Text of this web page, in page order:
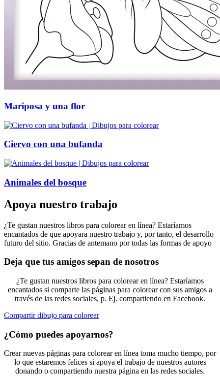
Mariposa y una flor
Ciervo con una bufanda
Animales del bosque
Apoya nuestro trabajo
¿Te gustan nuestros libros para colorear en línea? Estaríamos
encantados de que apoyara nuestro trabajo y, por tanto, el desarrollo
futuro del sitio. Gracias de antemano por todas las formas de apoyo
Deja que tus amigos sepan de nosotros
¿Te gustan nuestros libros para colorear en línea? Estaríamos
encantados si comparte las páginas para colorear con sus amigos a
través de las redes sociales, p. Ej. compartiendo en Facebook.
Compartir dibujo para colorear
¿Cómo puedes apoyarnos?
Crear nuevas páginas para colorear en línea toma mucho tiempo, por
lo que estaremos felices si apoya el trabajo de nuestros autores
donando o compartiendo nuestra página en las redes sociales.